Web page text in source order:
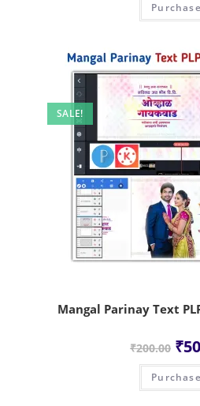
Purchase
SALE!
Mangal Parinay Text
₹200.00 ₹
Purchase